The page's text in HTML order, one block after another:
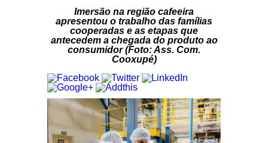
Imersão na região cafeeira
apresentou o trabalho das famílias
cooperadas e as etapas que
antecedem a chegada do produto ao
consumidor (Foto: Ass. Com.
Cooxupé)